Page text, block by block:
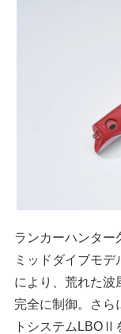
ランカーハンター
ミッドダイブモ
により、荒れた波
完全に制御。さら
トシステムLBOⅡ